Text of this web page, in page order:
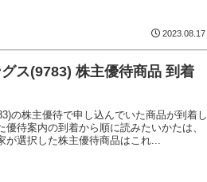
2023.08.17
ス(9783) 株主優待商品 到着
の株主優待で申し込んでいた商品が到着し
待案内の到着から順に読みたいかたは、
選択した株主優待商品はこれ...